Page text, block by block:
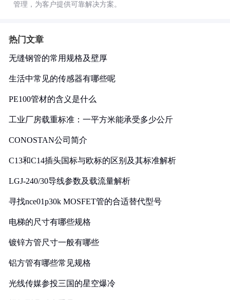
管理，为客户提供可靠解决方案。
热门文章
无缝钢管的常用规格及壁厚
生活中常见的传感器有哪些呢
PE100管材的含义是什么
工业厂房载重标准：一平方米能承受多少公斤
CONOSTAN公司简介
C13和C14插头国标与欧标的区别及其标准解析
LGJ-240/30导线参数及载流量解析
寻找nce01p30k MOSFET管的合适替代型号
电梯的尺寸有哪些规格
镀锌方管尺寸一般有哪些
铝方管有哪些常见规格
光线传媒参投三国的星空爆冷